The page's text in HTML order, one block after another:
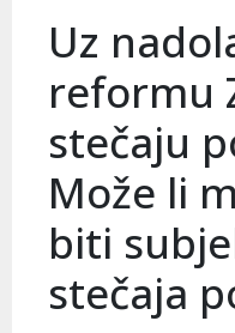
Uz
reformu
stečaju
Može li
biti
stečaja